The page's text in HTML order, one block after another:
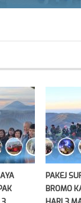
PAKEJ
BROMO